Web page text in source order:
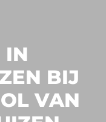
IN
BIJ
VAN